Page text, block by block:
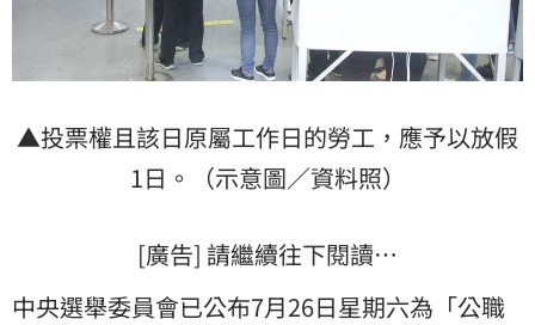
▲投票權且該日原屬工作日的勞工，應予以放假
1日。（示意圖／資料照）
[廣告] 請繼續往下閱讀…
中央選舉委員會已公布7月26日星期六為「公職